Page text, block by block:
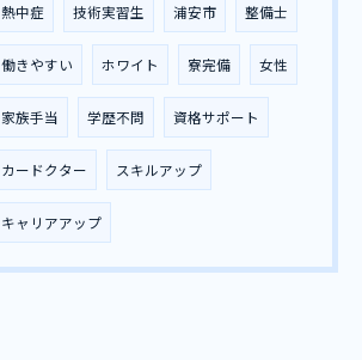
熱中症 技術実習生 浦安市 整備士
働きやすい ホワイト 寮完備 女性
家族手当 学歴不問 資格サポート
カードクター スキルアップ
キャリアアップ